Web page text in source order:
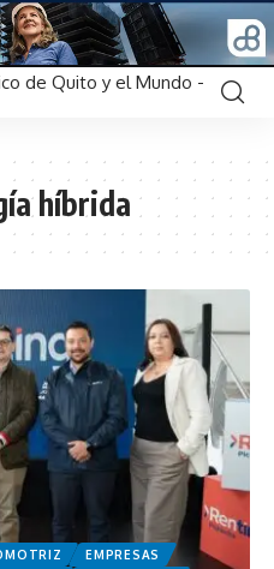
híbrida
EMPRESAS